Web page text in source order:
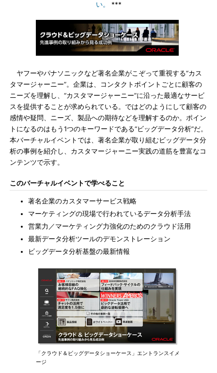
い。
***
ヤフーやパナソニックなど著名企業がこぞって重視する“カス
タマージャーニー”。企業は、コンタクトポイントごとに顧客の
ニーズを理解し、“カスタマージャーニー”に沿った最適なサービ
スを提供することが求められている。ではどのようにして顧客の
感情や疑問、ニーズ、製品への期待などを理解するのか。ポイン
トになるのはもう1つのキーワードである“ビッグデータ分析”だ。
本バーチャルイベントでは、著名企業が取り組むビッグデータ分
析の事例を紹介し、カスタマージャーニー実践の道筋を豊富なコ
ンテンツで示す。
このバーチャルイベントで学べること
著名企業のカスタマーサービス戦略
マーケティングの現場で行われているデータ分析手法
営業力／マーケティング力強化のためのクラウド活用
最新データ分析ツールのデモンストレーション
ビッグデータ分析基盤の最新情報
「クラウド＆ビッグデータショーケース」エントランスイメ
ージ